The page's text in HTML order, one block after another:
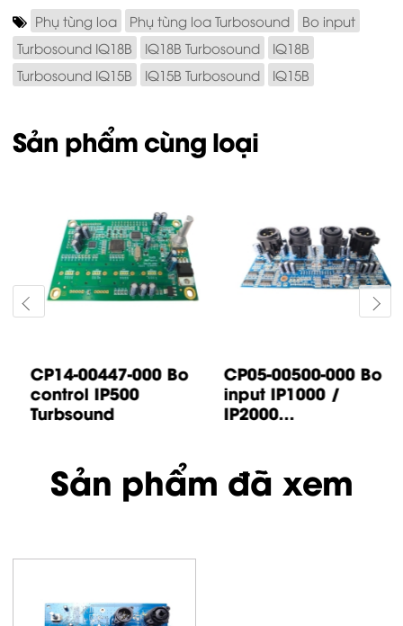
Phụ tùng loa Phụ tùng loa Turbosound
Bo input
Turbosound IQ18B
IQ18B Turbosound
IQ18B
Turbosound IQ15B
IQ15B Turbosound IQ15B
Sản phẩm cùng loại
CP14-00447-000 Bo
control IP500
Turbsound
CP05-00500-000 Bo
input IP1000 /
IP2000...
Sản phẩm đã xem